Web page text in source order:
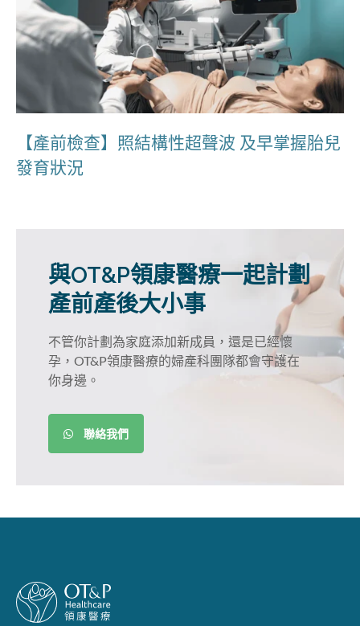
【產前檢查】照結構性超聲波 及早掌握胎兒
發育狀況
與OT&P領康醫療一起計劃
產前產後大小事
不管你計劃為家庭添加新成員，還是已經懷
孕，OT&P領康醫療的婦產科團隊都會守護在
你身邊。
聯絡我們